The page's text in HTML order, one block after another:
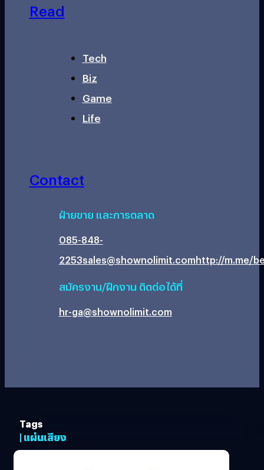
Read
Tech
Biz
Game
Life
Contact
ฝ่ายขาย และการตลาด
085-848-
2253sales@shownolimit.comhttp://m.me/
สมัครงาน/ฝึกงาน ติดต่อได้ที่
hr-ga@shownolimit.com
Tags
| แผ่นเสียง